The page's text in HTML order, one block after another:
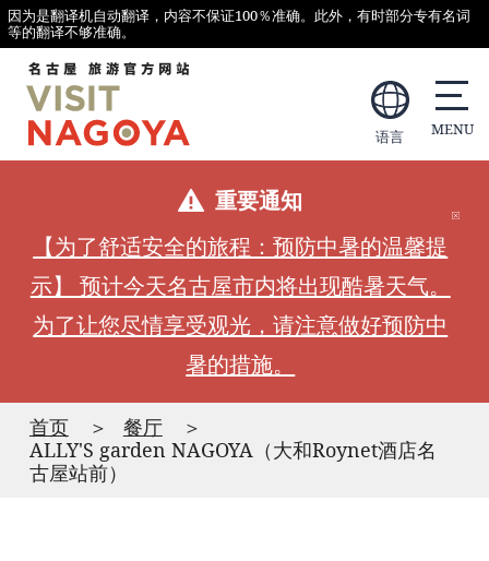
因为是翻译机自动翻译，内容不保证100％准确。此外，有时部分专有名词
等的翻译不够准确。
语言
重要通知
【为了舒适安全的旅程：预防中暑的温馨提
示】 预计今天名古屋市内将出现酷暑天气。
为了让您尽情享受观光，请注意做好预防中
暑的措施。
首页
餐厅
ALLY'S garden NAGOYA（大和Roynet酒店名
古屋站前）